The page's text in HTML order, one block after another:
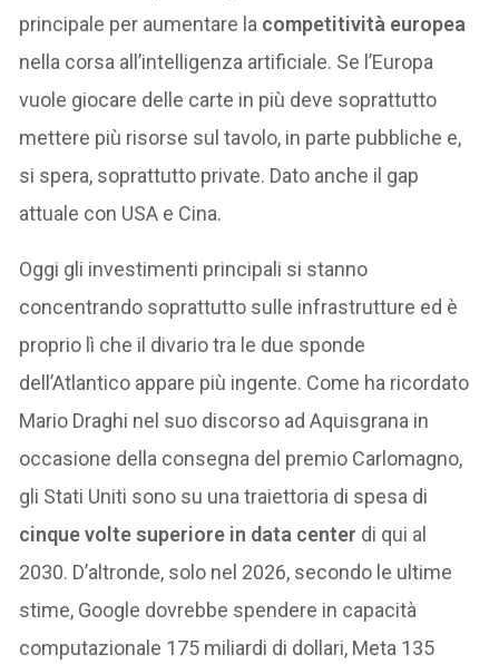
principale per aumentare la competitività europea
nella corsa all’intelligenza artificiale. Se l’Europa
vuole giocare delle carte in più deve soprattutto
mettere più risorse sul tavolo, in parte pubbliche e,
si spera, soprattutto private. Dato anche il gap
attuale con USA e Cina.
Oggi gli investimenti principali si stanno
concentrando soprattutto sulle infrastrutture ed è
proprio lì che il divario tra le due sponde
dell’Atlantico appare più ingente. Come ha ricordato
Mario Draghi nel suo discorso ad Aquisgrana in
occasione della consegna del premio Carlomagno,
gli Stati Uniti sono su una traiettoria di spesa di
cinque volte superiore in data center di qui al
2030. D’altronde, solo nel 2026, secondo le ultime
stime, Google dovrebbe spendere in capacità
computazionale 175 miliardi di dollari, Meta 135